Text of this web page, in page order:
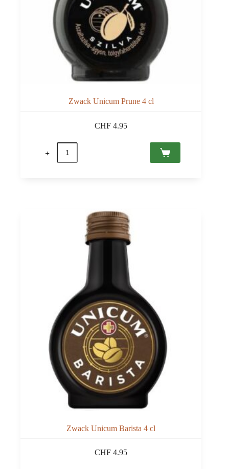
Zwack Unicum Prune 4 cl
CHF 4.95
quantité
Zwack
Zwack Unicum Barista 4 cl
CHF 4.95